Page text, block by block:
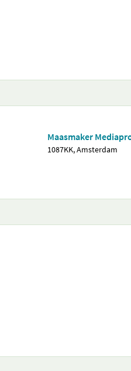
Maasmaker
1087KK, Amsterdam